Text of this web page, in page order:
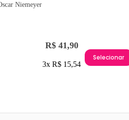
Niemeyer
R$ 41,90
3x R$ 15,54
Selecionar